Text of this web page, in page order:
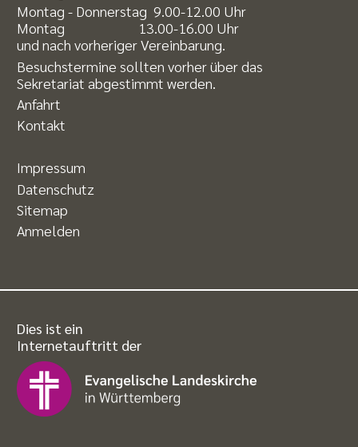
Montag - Donnerstag 9.00-12.00 Uhr
Montag 13.00-16.00 Uhr
und nach vorheriger Vereinbarung.
Besuchstermine sollten vorher über das
Sekretariat abgestimmt werden.
Anfahrt
Kontakt
Impressum
Datenschutz
Sitemap
Anmelden
Dies ist ein
Internetauftritt der